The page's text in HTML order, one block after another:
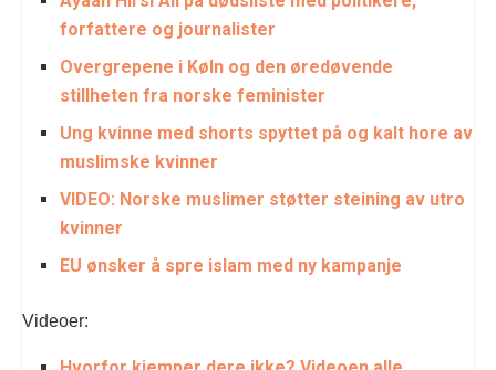
forfattere og journalister
Overgrepene i Køln og den øredøvende
stillheten fra norske feminister
Ung kvinne med shorts spyttet på og kalt hore av
muslimske kvinner
VIDEO: Norske muslimer støtter steining av utro
kvinner
EU ønsker å spre islam med ny kampanje
Videoer: